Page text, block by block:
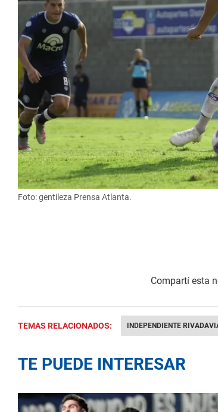
Foto: gentileza Prensa Atlanta.
TEMAS RELACIONADOS: INDEPENDIENTE
TE PUEDE INTERESAR